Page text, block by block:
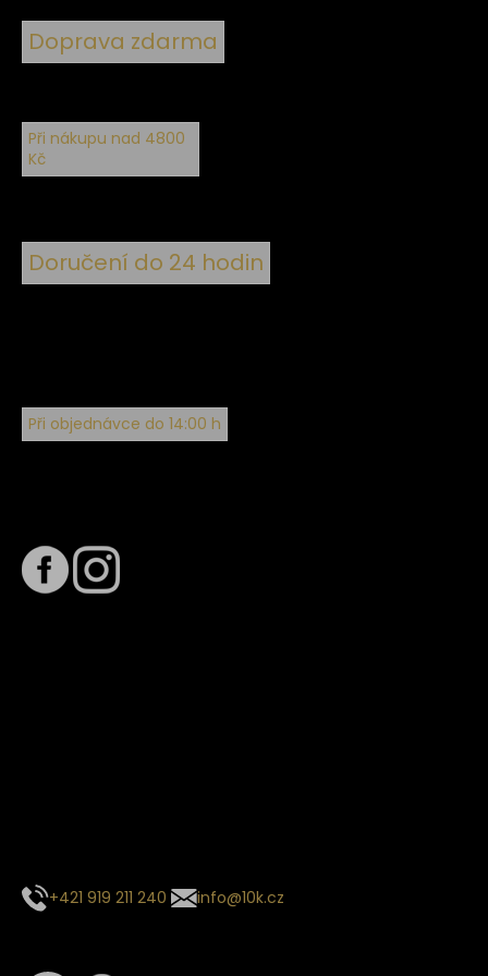
Doprava zdarma
Při nákupu nad 4800
Kč
Doručení do 24 hodin
Při objednávce do 14:00 h
+421 919 211 240 info@10k.cz